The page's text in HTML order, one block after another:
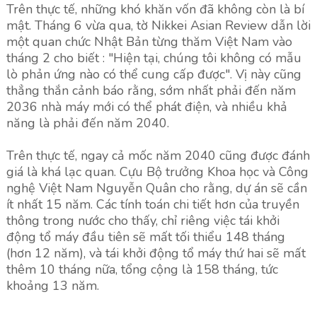
Trên thực tế, những khó khăn vốn đã không còn là bí
mật. Tháng 6 vừa qua, tờ Nikkei Asian Review dẫn lời
một quan chức Nhật Bản từng thăm Việt Nam vào
tháng 2 cho biết : "Hiện tại, chúng tôi không có mẫu
lò phản ứng nào có thể cung cấp được". Vị này cũng
thẳng thắn cảnh báo rằng, sớm nhất phải đến năm
2036 nhà máy mới có thể phát điện, và nhiều khả
năng là phải đến năm 2040.
Trên thực tế, ngay cả mốc năm 2040 cũng được đánh
giá là khá lạc quan. Cựu Bộ trưởng Khoa học và Công
nghệ Việt Nam Nguyễn Quân cho rằng, dự án sẽ cần
ít nhất 15 năm. Các tính toán chi tiết hơn của truyền
thông trong nước cho thấy, chỉ riêng việc tái khởi
động tổ máy đầu tiên sẽ mất tối thiểu 148 tháng
(hơn 12 năm), và tái khởi động tổ máy thứ hai sẽ mất
thêm 10 tháng nữa, tổng cộng là 158 tháng, tức
khoảng 13 năm.